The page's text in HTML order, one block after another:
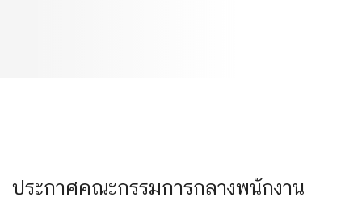
ประกาศคณะกรรมการกลางพนักงาน